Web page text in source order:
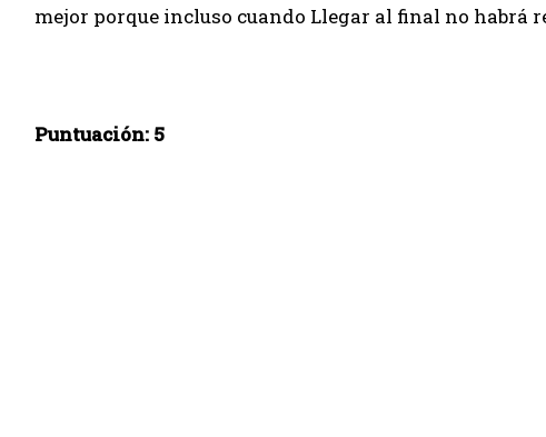
mejor porque incluso cuando Llegar al final no habrá
Puntuación: 5